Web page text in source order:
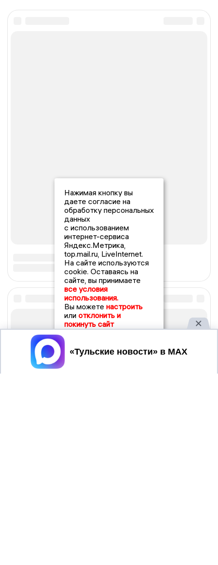
Нажимая кнопку вы
даете согласие на
обработку персональных
данных
с использованием
интернет-сервиса
Яндекс.Метрика,
top.mail.ru, LiveInternet.
На сайте используются
cookie. Оставаясь на
сайте, вы принимаете
все условия
использования.
Вы можете настроить
или отклонить и
покинуть сайт
Принять